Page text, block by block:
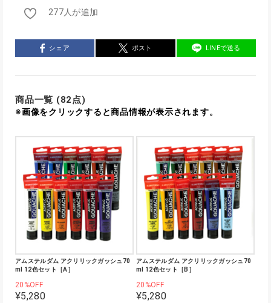
277人が追加
シェア ポスト LINEで送る
商品一覧 (82点)
※画像をクリックすると商品情報が表示されます。
アムステルダム アクリリックガッシュ70
ml 12色セット［A］
20%OFF
¥5,280
アムステルダム アクリリックガッシュ70
ml 12色セット［B］
20%OFF
¥5,280